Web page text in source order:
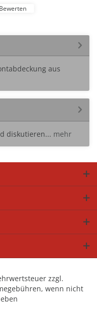
Bewerten
aus
diskutieren... mehr
zzgl.
wenn nicht